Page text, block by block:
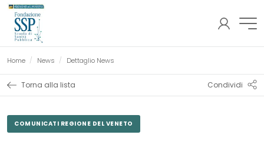
AREA
Home News Pagina corrente:
Dettaglio News
Torna alla lista Condividi
COMUNICATI REGIONE DEL VENETO